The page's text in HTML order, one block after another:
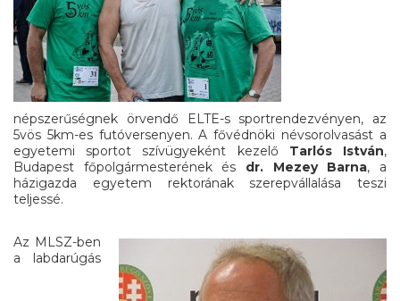
népszerűségnek örvendő ELTE-s sportrendezvényen, az
5vös 5km-es futóversenyen. A fővédnöki névsorolvasást a
egyetemi sportot szívügyeként kezelő Tarlós István,
Budapest főpolgármesterének és dr. Mezey Barna, a
házigazda egyetem rektorának szerepvállalása teszi
teljessé.
Az MLSZ-ben
a labdarúgás